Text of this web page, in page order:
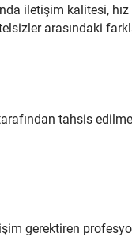
iletişim kalitesi,
arasındaki
tahsis
gerektiren